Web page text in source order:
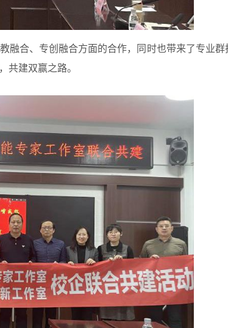
融合、专创融合方面的合作，同时也带来了专业群
共建双赢之路。